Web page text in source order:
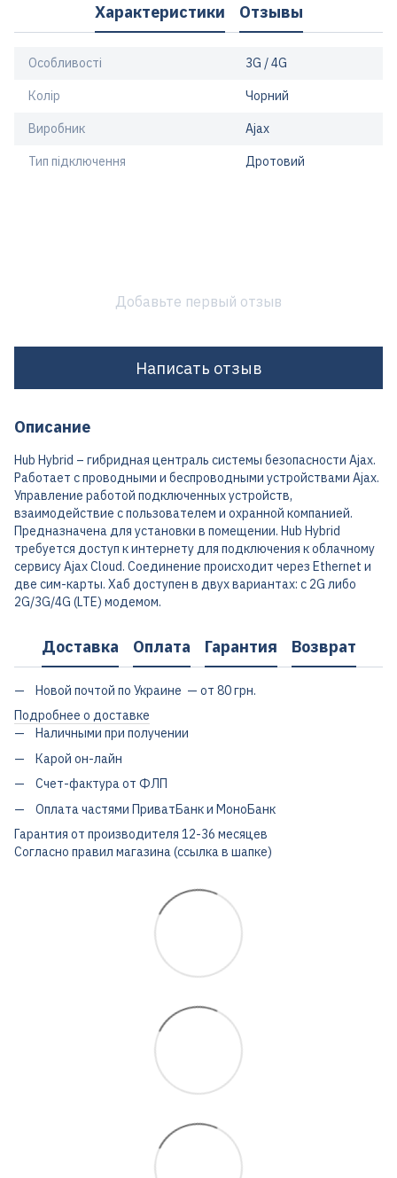
Характеристики Отзывы
Особливості 3G / 4G
Колір Чорний
Виробник Ajax
Тип підключення Дротовий
Добавьте первый отзыв
Написать отзыв
Описание
Hub Hybrid – гибридная централь системы безопасности Ajax.
Работает с проводными и беспроводными устройствами Ajax.
Управление работой подключенных устройств,
взаимодействие с пользователем и охранной компанией.
Предназначена для установки в помещении. Hub Hybrid
требуется доступ к интернету для подключения к облачному
сервису Ajax Cloud. Соединение происходит через Ethernet и
две сим-карты. Хаб доступен в двух вариантах: с 2G либо
2G/3G/4G (LTE) модемом.
Доставка Оплата Гарантия Возврат
Новой почтой по Украине — от 80 грн.
Подробнее о доставке
Наличными при получении
Карой он-лайн
Счет-фактура от ФЛП
Оплата частями ПриватБанк и МоноБанк
Гарантия от производителя 12-36 месяцев
Согласно правил магазина (ссылка в шапке)